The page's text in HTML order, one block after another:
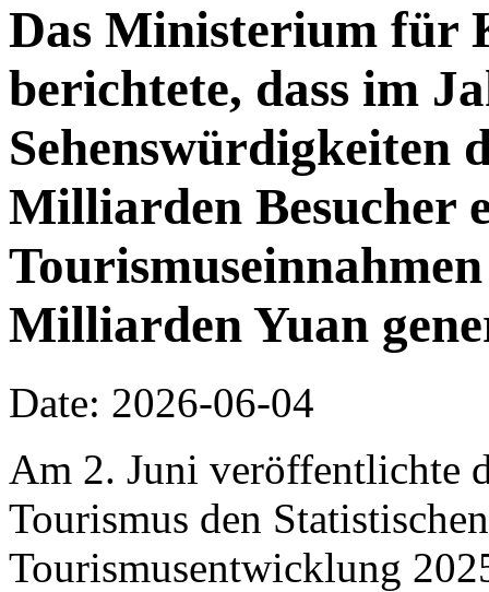
Das Ministerium für
berichtete, dass im
Sehenswürdigkeiten
Milliarden Besucher
Milliarden Yuan
Date: 2026-06-04
Am 2. Juni veröffentlichte
Tourismus den
Tourismusentwicklung